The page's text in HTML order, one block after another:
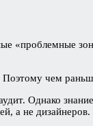
«проблемные
чем
Однако
а не дизайнеров.